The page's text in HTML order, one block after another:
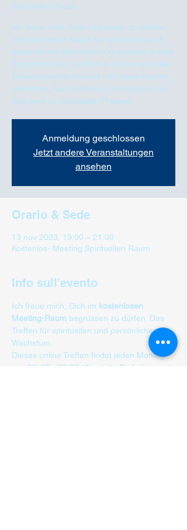
Spirituellen Raum
Ich freue mich, Dich begrüssen zu dürfen,
im kostenlosen Raum für spirituellen und
persönlichen Wachstum. Du bekommst eine
Engelbotschaft, die Dich in Deiner aktuellen
Lebenssituation Klarheit und neue Impulse
vermitteln. Auch ein Raum für Fragen und
Impulsen zu spirituellen Themen
Anmeldung geschlossen
Jetzt andere Veranstaltungen
ansehen
Orario & Sede
13 nov 2023, 19:00 – 21:00
Kostenlos- Meeting Spirituellen Raum
Info sull'evento
Ich freue mich, Dich im kostenlosen
Meeting-Raum begrüssen zu dürfen. Das
Treffen für spirituellen und persönlichen
Wachstum.
Dieses online Treffen findet jeden Montag
von 20: 00 - 22:00 Uhr statt.  Du bekommst